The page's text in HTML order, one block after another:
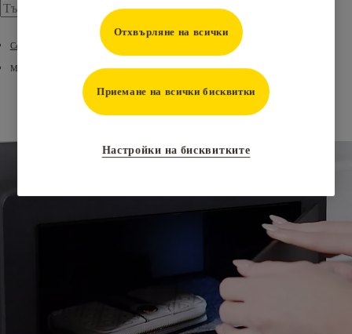
Сейфове
Моторизирани сейфове с пръстов отпечатък
Отхвърляне на всички
Приемане на всички бисквитки
Настройки на бисквитките